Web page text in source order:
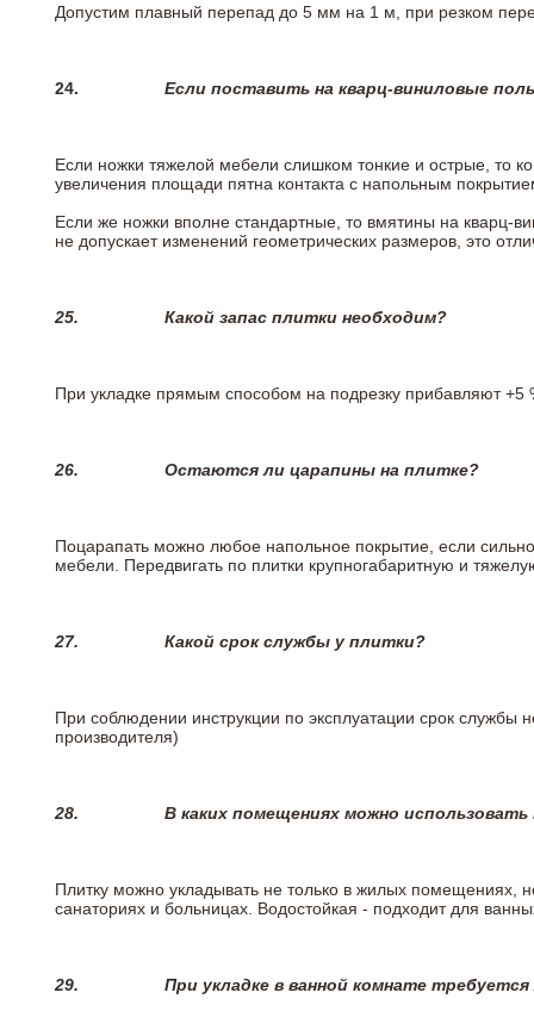
Допустим плавный перепад до 5 мм на 1 м, при резком
24. Если поставить на кварц-виниловые
Если ножки тяжелой мебели слишком тонкие и острые, то
увеличения площади пятна контакта с напольным
Если же ножки вполне стандартные, то вмятины на кварц-
не допускает изменений геометрических размеров, это
25. Какой запас плитки необходим?
При укладке прямым способом на подрезку прибавляют +5
26. Остаются ли царапины на плитке?
Поцарапать можно любое напольное покрытие, если
мебели. Передвигать по плитки крупногабаритную и
27. Какой срок службы у плитки?
При соблюдении инструкции по эксплуатации срок
производителя)
28. В каких помещениях можно
Плитку можно укладывать не только в жилых помещениях,
санаториях и больницах. Водостойкая - подходит для
29. При укладке в ванной комнате